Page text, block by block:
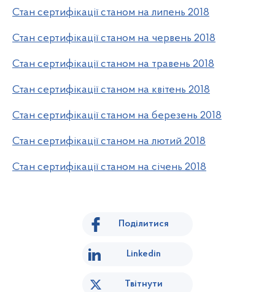
Стан сертифікації станом на липень 2018
Стан сертифікації станом на червень 2018
Стан сертифікації станом на травень 2018
Стан сертифікації станом на квітень 2018
Стан сертифікації станом на березень 2018
Стан сертифікації станом на лютий 2018
Стан сертифікації станом на січень 2018
Поділитися
Linkedin
Твітнути